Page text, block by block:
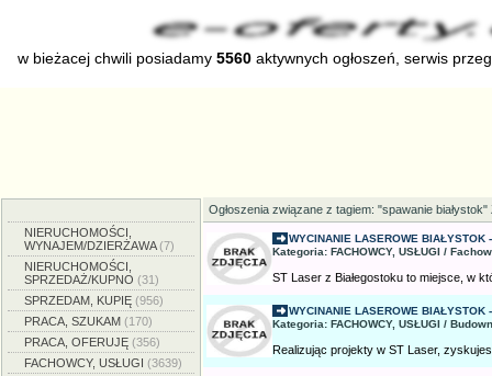
w bieżacej chwili posiadamy 5560 aktywnych ogłoszeń, serwis
NIERUCHOMOŚCI,
WYNAJEM/DZIERŻAWA(7)
NIERUCHOMOŚCI,
SPRZEDAŻ/KUPNO (31)
SPRZEDAM, KUPIĘ (956)
PRACA, SZUKAM (170)
PRACA, OFERUJĘ (356)
FACHOWCY, USŁUGI (3639)
Ogłoszenia związane z tagiem: "spawanie białystok"
WYCINANIE LASEROWE BIAŁYSTOK
Kategoria: FACHOWCY, USŁUGI /
ST Laser z Białegostoku to miejsce, w
WYCINANIE LASEROWE BIAŁYSTOK
Kategoria: FACHOWCY, USŁUGI /
Realizując projekty w ST Laser,